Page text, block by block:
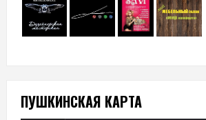
ПУШКИНСКАЯ КАРТА